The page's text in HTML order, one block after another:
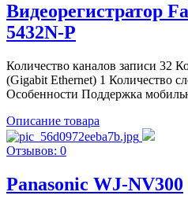
Видеорегистратор
5432N-P
Количество каналов записи 32
(Gigabit Ethernet) 1 Количество
Особенности Поддержка
Описание товара
Отзывов: 0
Panasonic WJ-NV300